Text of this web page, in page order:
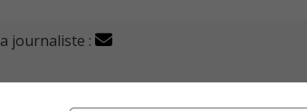
journaliste :
et octroie un contrat d'un peu plus de